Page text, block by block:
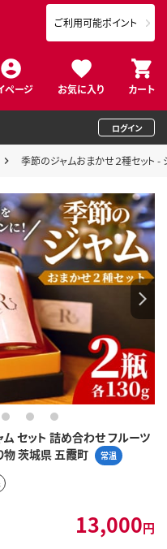
ページ お気に入り カート
ご利用可能ポイント
ログイン
季節のジャムおまかせ２種セット
セット 詰め合わせ フルーツ
物 茨城県 五霞町
常温
5 6 7
13,000円